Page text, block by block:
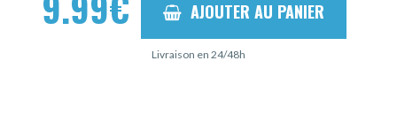
AJOUTER AU PANIER
Livraison en 24/48h